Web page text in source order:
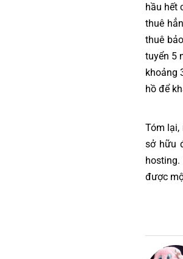
hầu hết
thuê
thuê
tuyển 5
khoảng
hồ để
Tóm lại,
sở hữu
hosting.
được